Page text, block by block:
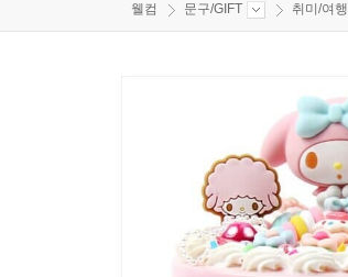
웰컴 문구/GIFT 취미/여행